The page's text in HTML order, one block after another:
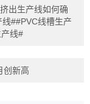
出生产线如何确
##PVC线槽生产
线#
创新高